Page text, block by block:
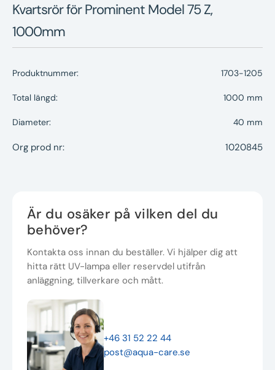
Kvartsrör för Prominent Model 75 Z,
1000mm
Produktnummer: 1703-1205
Total längd: 1000 mm
Diameter: 40 mm
Org prod nr: 1020845
Är du osäker på vilken del du
behöver?
Kontakta oss innan du beställer. Vi hjälper dig att
hitta rätt UV-lampa eller reservdel utifrån
anläggning, tillverkare och mått.
+46 31 52 22 44
post@aqua-care.se